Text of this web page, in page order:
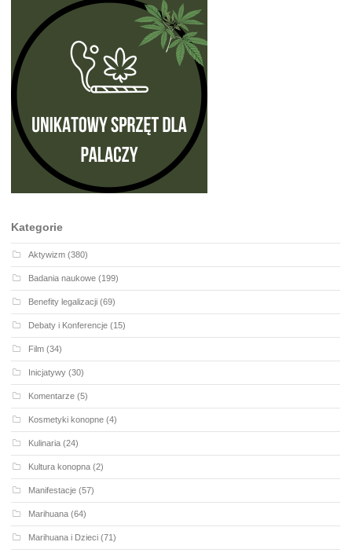
Kategorie
Aktywizm (380)
Badania naukowe (199)
Benefity legalizacji (69)
Debaty i Konferencje (15)
Film (34)
Inicjatywy (30)
Komentarze (5)
Kosmetyki konopne (4)
Kulinaria (24)
Kultura konopna (2)
Manifestacje (57)
Marihuana (64)
Marihuana i Dzieci (71)